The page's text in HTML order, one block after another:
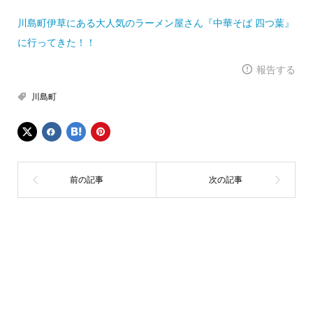
川島町伊草にある大人気のラーメン屋さん『中華そば 四つ葉』
に行ってきた！！
報告する
川島町